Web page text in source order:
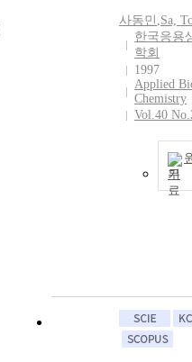
사동민 ,Sa,
한국응용
학회
1997
Applied
Chemistry
Vol.40
기